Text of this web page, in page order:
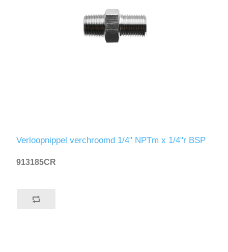
Verloopnippel verchroomd 1/4" NPTm x 1/4"r BSP
913185CR